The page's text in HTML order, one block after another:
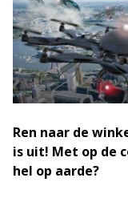
Ren naar de
is uit! Met op de
hel op aarde?